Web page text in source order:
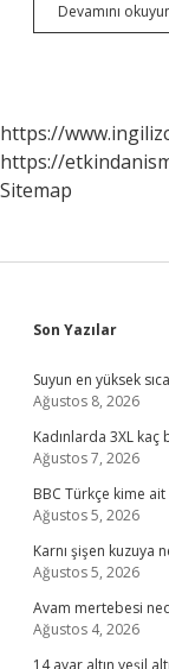
Devamını
https://
https://
Sitemap
Sidebar
Son Yazılar
Suyun en yüksek
Ağustos 8, 2026
Kadınlarda 3XL kaç
Ağustos 7, 2026
BBC Türkçe kime ait
Ağustos 5, 2026
Karnı şişen kuzuya
Ağustos 5, 2026
Avam mertebesi
Ağustos 4, 2026
14 ayar altın yeşil